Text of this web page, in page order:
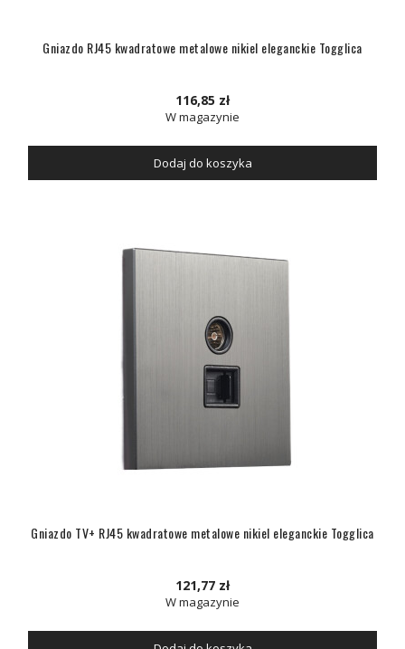
Gniazdo RJ45 kwadratowe metalowe nikiel eleganckie Togglica
116,85 zł
W magazynie
Dodaj do koszyka
Gniazdo TV+ RJ45 kwadratowe metalowe nikiel eleganckie Togglica
121,77 zł
W magazynie